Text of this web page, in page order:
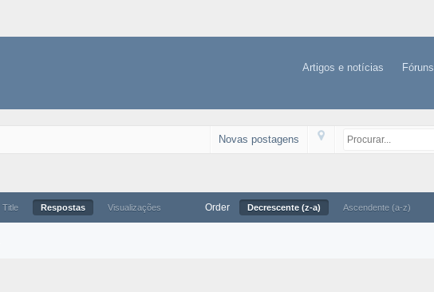
Artigos e notícias Fóruns
Novas postagens
Title Respostas Visualizações Order Decrescente (z-a) Ascendente (a-z)